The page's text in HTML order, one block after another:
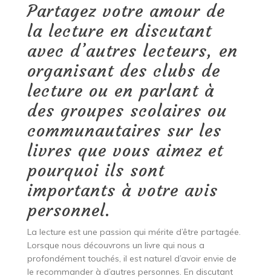
Partagez votre amour de
la lecture en discutant
avec d’autres lecteurs, en
organisant des clubs de
lecture ou en parlant à
des groupes scolaires ou
communautaires sur les
livres que vous aimez et
pourquoi ils sont
importants à votre avis
personnel.
La lecture est une passion qui mérite d’être partagée.
Lorsque nous découvrons un livre qui nous a
profondément touchés, il est naturel d’avoir envie de
le recommander à d’autres personnes. En discutant